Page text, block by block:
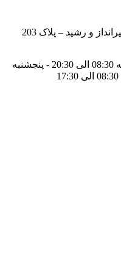
و رشید – پلاک 203
ساعات کاری : شنبه تا چهارشنبه 08:30 الی 20:30 - پنجشنبه